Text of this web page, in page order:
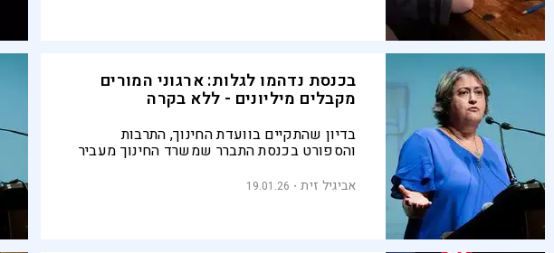
בכנסת נדהמו לגלות: ארגוני המורים
מקבלים מיליונים - ללא בקרה
בדיון שהתקיים בוועדת החינוך, התרבות
והספורט בכנסת התברר שמשרד החינוך מעביר
העל-יסודי ובהסתדרות המורים – ללא כל פיקוח
אביגיל זית 19.01.26